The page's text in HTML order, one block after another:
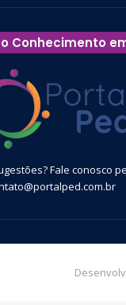
Conhecimento
Fale conosco